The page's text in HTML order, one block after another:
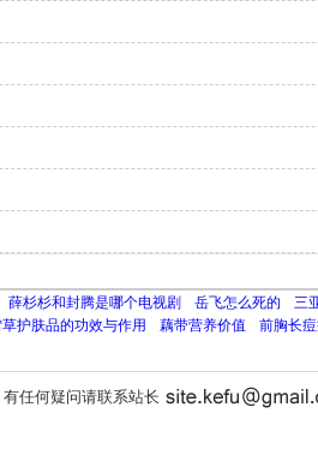
薛杉杉和封腾是哪个电视剧 岳飞怎么死的 三
护肤品的功效与作用 藕带营养价值 前胸长
任何疑问请联系站长